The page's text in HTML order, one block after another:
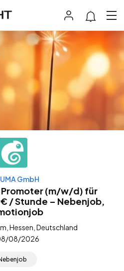
GmbH
(m/w/d) für
/ Stunde – Nebenjob,
Hessen, Deutschland
08/2026